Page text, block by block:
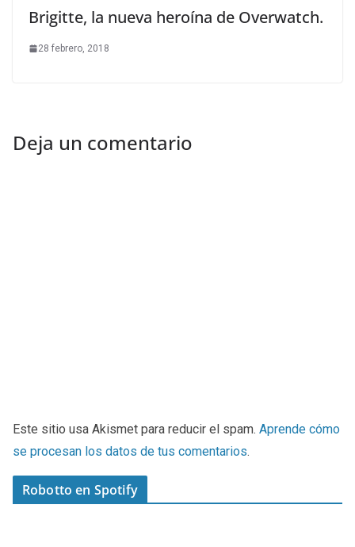
Brigitte, la nueva heroína de Overwatch.
28 febrero, 2018
Deja un comentario
Este sitio usa Akismet para reducir el spam. Aprende cómo
se procesan los datos de tus comentarios.
Robotto en Spotify